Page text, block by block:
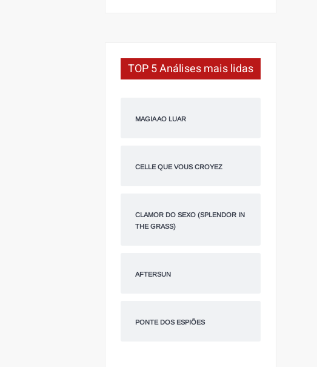
TOP 5 Análises mais lidas
MAGIA AO LUAR
CELLE QUE VOUS CROYEZ
CLAMOR DO SEXO (SPLENDOR IN
THE GRASS)
AFTERSUN
PONTE DOS ESPIÕES